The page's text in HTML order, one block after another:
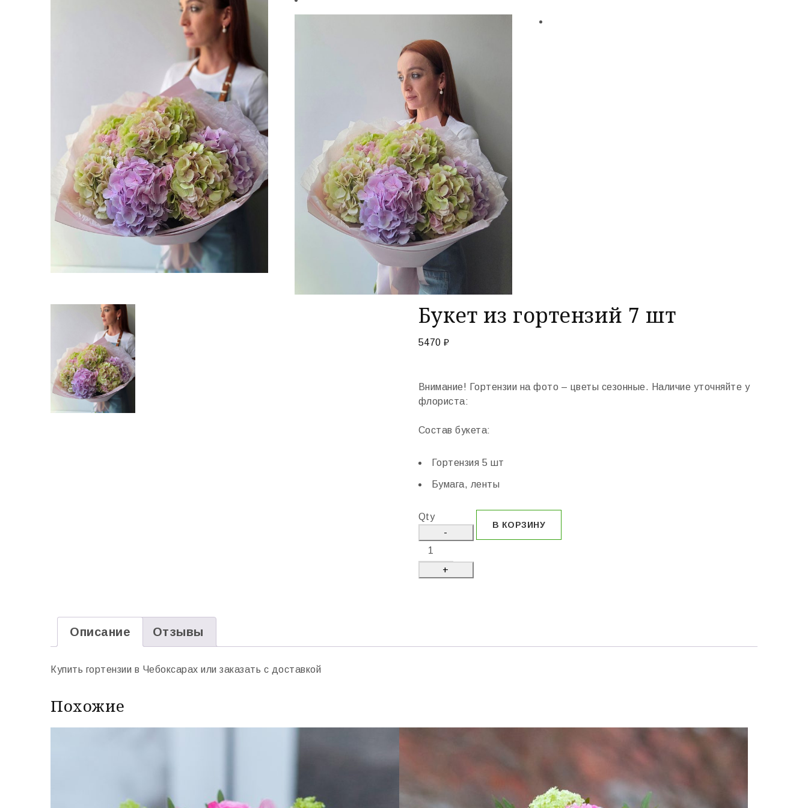
Букет из гортензий 7 шт
5470₽
Внимание! Гортензии на фото – цветы сезонные. Наличие уточняйте у
флориста:
Состав букета:
Гортензия 5 шт
Бумага, ленты
Qty
В КОРЗИНУ
Описание Отзывы
Купить гортензии в Чебоксарах или заказать с доставкой
Похожие